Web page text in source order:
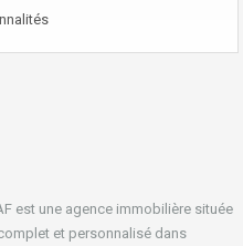
est une agence immobilière située
et personnalisé dans